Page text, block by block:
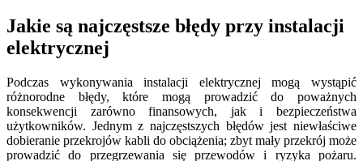
Jakie są najczęstsze błędy przy instalacji
elektrycznej
Podczas wykonywania instalacji elektrycznej mogą wystąpić
różnorodne błędy, które mogą prowadzić do poważnych
konsekwencji zarówno finansowych, jak i bezpieczeństwa
użytkowników. Jednym z najczęstszych błędów jest niewłaściwe
dobieranie przekrojów kabli do obciążenia; zbyt mały przekrój może
prowadzić do przegrzewania się przewodów i ryzyka pożaru.